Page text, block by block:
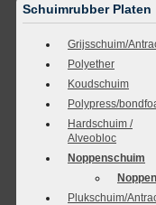
Schuimrubber Platen
Grijsschuim/
Polyether
Koudschuim
Polypress/
Hardschuim /
Alveobloc
Noppenschuim
Plukschuim/